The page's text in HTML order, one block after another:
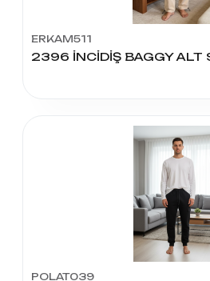
ERKAM511
2396 İNCİDİŞ BAGGY ALT
POLAT039